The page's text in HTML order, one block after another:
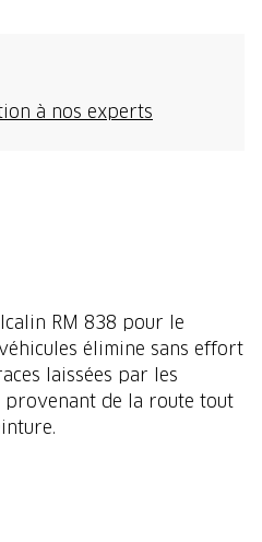
à nos experts
RM 838 pour le
élimine sans effort
laissées par les
provenant de la route tout